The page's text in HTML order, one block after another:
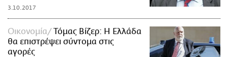
3.10.2017
Οικονομία
Τόμας Βίζερ: Η Ελλάδα
θα επιστρέψει σύντομα στις
αγορές